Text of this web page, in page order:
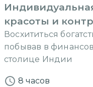
красоты и
Восхититься
побывав в
столице Индии
8 часов